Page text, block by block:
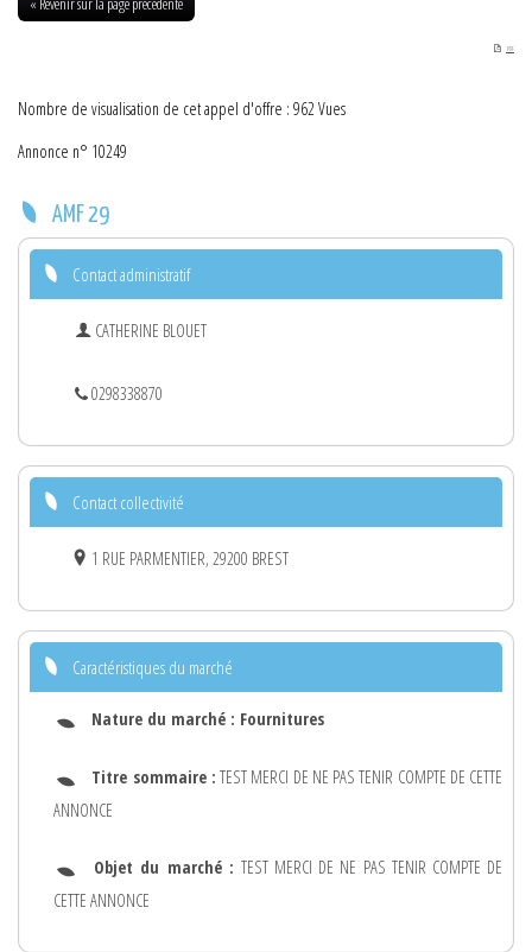
PDF
Nombre de visualisation de cet appel d'offre : 962 Vues
Annonce n° 10249
AMF 29
Contact administratif
CATHERINE BLOUET
0298338870
Contact collectivité
1 RUE PARMENTIER, 29200 BREST
Caractéristiques du marché
Nature du marché : Fournitures
Titre sommaire : TEST MERCI DE NE PAS TENIR COMPTE DE CETTE
ANNONCE
Objet du marché : TEST MERCI DE NE PAS TENIR COMPTE DE
CETTE ANNONCE